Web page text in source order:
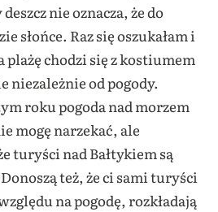
nie oznacza, że do
słońce. Raz się oszukałam i
plażę chodzi się z kostiumem
niezależnie od pogody.
roku pogoda nad morzem
mogę narzekać, ale
turyści nad Bałtykiem są
też, że ci sami turyści
na pogodę, rozkładają